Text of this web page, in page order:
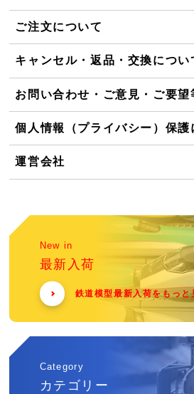
ご注文について
キャンセル・返品・交換につい
お問い合わせ・ご意見・ご要望
個人情報（プライバシー）保護
運営会社
New in
最新入荷
鉄道模型最新入荷をもっと
Category
カテゴリー